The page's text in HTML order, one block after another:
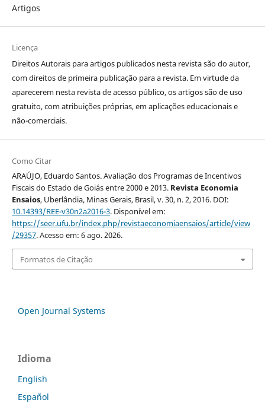
Artigos
Licença
Direitos Autorais para artigos publicados nesta revista são do autor,
com direitos de primeira publicação para a revista. Em virtude da
aparecerem nesta revista de acesso público, os artigos são de uso
gratuito, com atribuições próprias, em aplicações educacionais e
não-comerciais.
Como Citar
ARAÚJO, Eduardo Santos. Avaliação dos Programas de Incentivos
Fiscais do Estado de Goiás entre 2000 e 2013. Revista Economia
Ensaios, Uberlândia, Minas Gerais, Brasil, v. 30, n. 2, 2016. DOI:
10.14393/REE-v30n2a2016-3. Disponível em:
https://seer.ufu.br/index.php/revistaeconomiaensaios/article/view
/29357. Acesso em: 6 ago. 2026.
Formatos de Citação
Open Journal Systems
Idioma
English
Español